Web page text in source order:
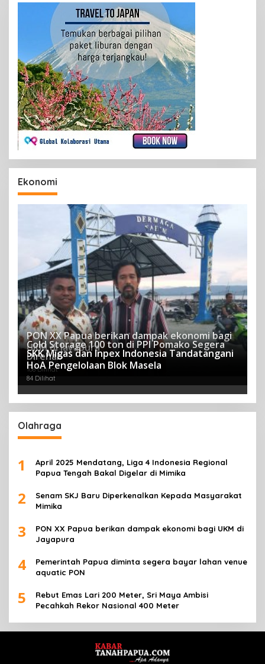
Ekonomi
PON XX Papua berikan dampak ekonomi bagi
UKM di Jayapura
122 Dilihat
Cold Storage 100 ton di PPI Pomako Segera
Direhab
108 Dilihat
SKK Migas dan Inpex Indonesia Tandatangani
HoA Pengelolaan Blok Masela
84 Dilihat
Olahraga
1
April 2025 Mendatang, Liga 4 Indonesia Regional
Papua Tengah Bakal Digelar di Mimika
2
Senam SKJ Baru Diperkenalkan Kepada Masyarakat
Mimika
3
PON XX Papua berikan dampak ekonomi bagi UKM di
Jayapura
4
Pemerintah Papua diminta segera bayar lahan venue
aquatic PON
5
Rebut Emas Lari 200 Meter, Sri Maya Ambisi
Pecahkah Rekor Nasional 400 Meter